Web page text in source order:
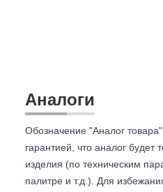
Аналоги
Обозначение "Аналог
гарантией, что аналог будет
изделия (по техническим
палитре и т.д.). Для